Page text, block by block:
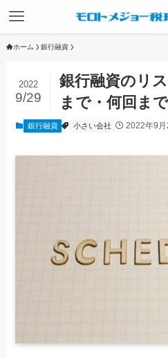
ホーム 銀行融資
銀行融資のリ
まで・何回ま
2022
9/29
銀行融資 小さい会社 2022年9月